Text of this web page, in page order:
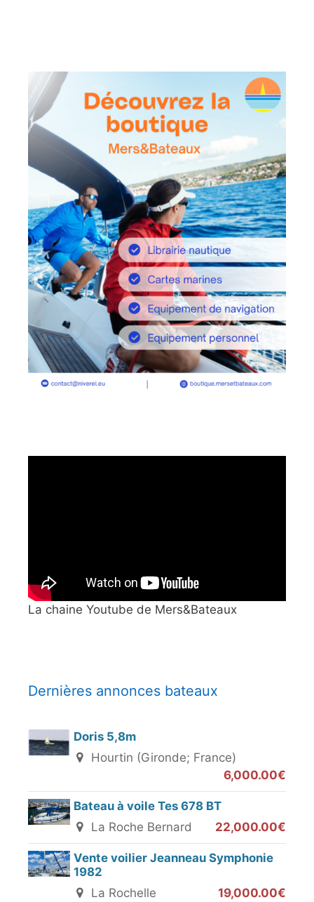
La chaine Youtube de Mers&Bateaux
Dernières annonces bateaux
Doris 5,8m
Hourtin (Gironde; France)
6,000.00€
Bateau à voile Tes 678 BT
La Roche Bernard
22,000.00€
Vente voilier Jeanneau Symphonie
1982
La Rochelle
19,000.00€